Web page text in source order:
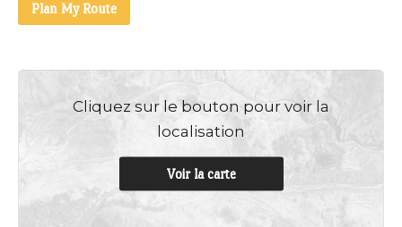
Plan My Route
Cliquez sur le bouton pour voir la
localisation
Voir la carte